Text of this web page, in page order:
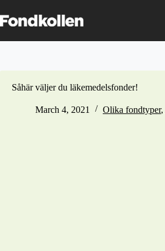
to
content
Såhär väljer du läkemedelsfonder!
March 4, 2021 Olika fondtyper,